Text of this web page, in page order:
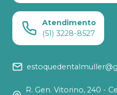
Atendimento
(51) 3228-8527
R. Gen. Vitorino, 240 -